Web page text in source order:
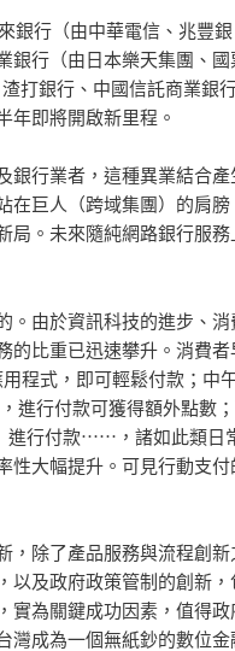
銀行（由中華電信、兆豐銀
銀行（由日本樂天集團、國
打銀行、中國信託商業銀
年即將開啟新里程。
銀行業者，這種異業結合產
在巨人（跨域集團）的肩膀
局。未來隨純網路銀行服務
。由於資訊科技的進步、消
的比重已迅速攀升。消費者
程式，即可輕鬆付款；中
進行付款可獲得額外點數
進行付款⋯⋯，諸如此類日
性大幅提升。可見行動支付
，除了產品服務與流程創新
以及政府政策管制的創新，
實為關鍵成功因素，值得政
灣成為一個無紙鈔的數位金